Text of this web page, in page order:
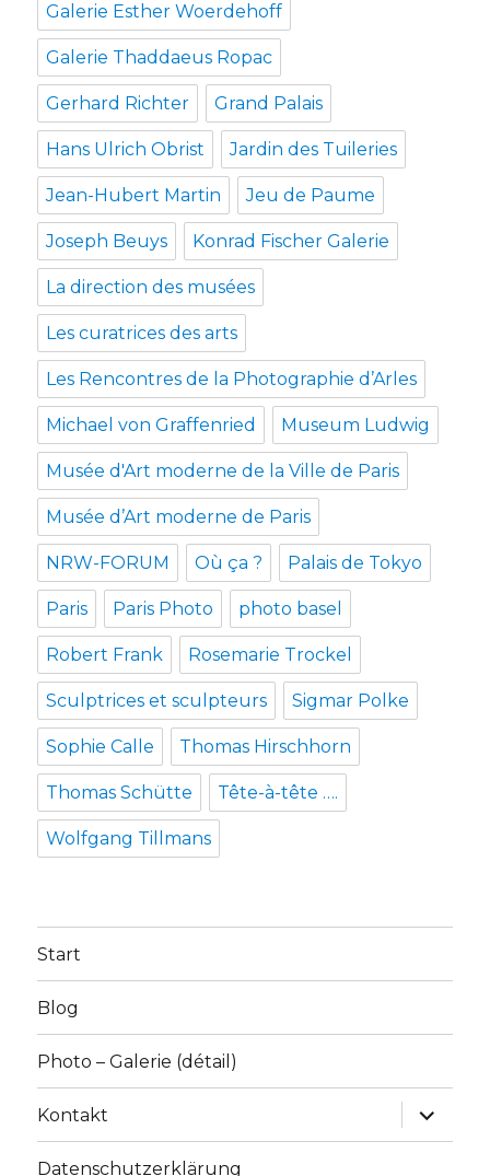
Galerie Esther Woerdehoff
Galerie Thaddaeus Ropac
Gerhard Richter Grand Palais
Hans Ulrich Obrist Jardin des Tuileries
Jean-Hubert Martin Jeu de Paume
Joseph Beuys Konrad Fischer Galerie
La direction des musées
Les curatrices des arts
Les Rencontres de la Photographie d’Arles
Michael von Graffenried Museum Ludwig
Musée d'Art moderne de la Ville de Paris
Musée d’Art moderne de Paris
NRW-FORUM Où ça ? Palais de Tokyo
Paris Paris Photo photo basel
Robert Frank Rosemarie Trockel
Sculptrices et sculpteurs Sigmar Polke
Sophie Calle Thomas Hirschhorn
Thomas Schütte Tête-à-tête ….
Wolfgang Tillmans
Start
Blog
Photo – Galerie (détail)
Kontakt
Datenschutzerklärung